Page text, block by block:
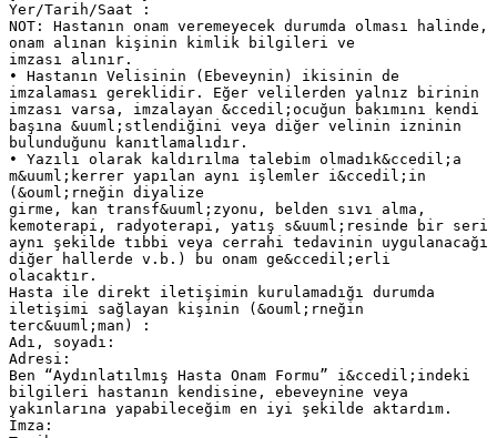
Yer/Tarih/Saat :
NOT: Hastanın onam veremeyecek durumda olması halinde,
onam alınan kişinin kimlik bilgileri ve
imzası alınır.
• Hastanın Velisinin (Ebeveynin) ikisinin de
imzalaması gereklidir. Eğer velilerden yalnız birinin
imzası varsa, imzalayan &ccedil;ocuğun bakımını kendi
başına &uuml;stlendiğini veya diğer velinin izninin
bulunduğunu kanıtlamalıdır.
• Yazılı olarak kaldırılma talebim olmadık&ccedil;a
m&uuml;kerrer yapılan aynı işlemler i&ccedil;in
(&ouml;rneğin diyalize
girme, kan transf&uuml;zyonu, belden sıvı alma,
kemoterapi, radyoterapi, yatış s&uuml;resinde bir seri
aynı şekilde tıbbi veya cerrahi tedavinin uygulanacağı
diğer hallerde v.b.) bu onam ge&ccedil;erli
olacaktır.
Hasta ile direkt iletişimin kurulamadığı durumda
iletişimi sağlayan kişinin (&ouml;rneğin
terc&uuml;man) :
Adı, soyadı:
Adresi:
Ben “Aydınlatılmış Hasta Onam Formu” i&ccedil;indeki
bilgileri hastanın kendisine, ebeveynine veya
yakınlarına yapabileceğim en iyi şekilde aktardım.
İmza: